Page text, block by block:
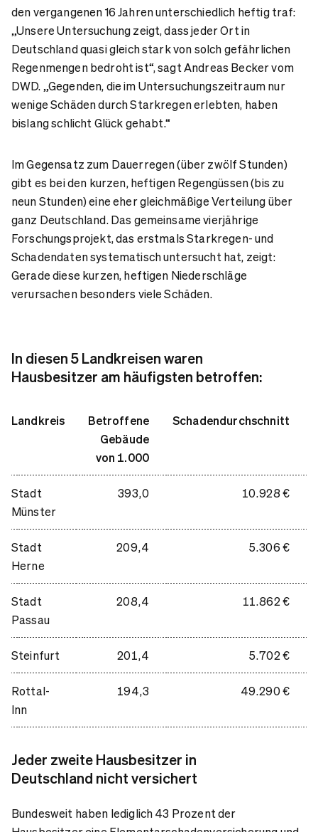
den vergangenen 16 Jahren unterschiedlich heftig traf:
„Unsere Untersuchung zeigt, dass jeder Ort in
Deutschland quasi gleich stark von solch gefährlichen
Regenmengen bedroht ist“, sagt Andreas Becker vom
DWD. „Gegenden, die im Untersuchungszeitraum nur
wenige Schäden durch Starkregen erlebten, haben
bislang schlicht Glück gehabt.“
Im Gegensatz zum Dauerregen (über zwölf Stunden)
gibt es bei den kurzen, heftigen Regengüssen (bis zu
neun Stunden) eine eher gleichmäßige Verteilung über
ganz Deutschland. Das gemeinsame vierjährige
Forschungsprojekt, das erstmals Starkregen- und
Schadendaten systematisch untersucht hat, zeigt:
Gerade diese kurzen, heftigen Niederschläge
verursachen besonders viele Schäden.
In diesen 5 Landkreisen waren
Hausbesitzer am häufigsten betroffen:
Landkreis
Betroffene
Gebäude
von 1.000
Schadendurchschnitt
Stadt
Münster
393,0 10.928 €
Stadt
Herne
209,4 5.306 €
Stadt
Passau
208,4 11.862 €
Steinfurt 201,4 5.702 €
Rottal-
Inn
194,3 49.290 €
Jeder zweite Hausbesitzer in
Deutschland nicht versichert
Bundesweit haben lediglich 43 Prozent der